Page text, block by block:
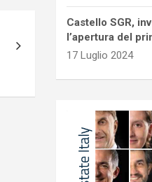
Castello SGR,
l’apertura del
17 Luglio 2024